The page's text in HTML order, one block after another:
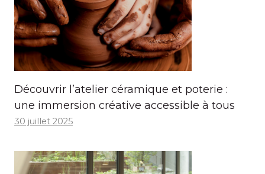
Découvrir l’atelier céramique et poterie :
une immersion créative accessible à tous
30 juillet 2025